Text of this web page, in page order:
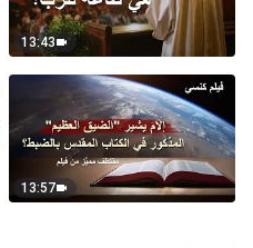
13:43
13:57